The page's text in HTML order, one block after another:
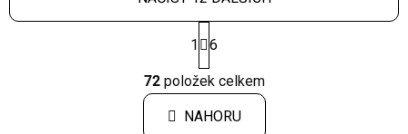
O
v
l
á
t
r
á
n
k
1 6
72položek celkem
NAHORU